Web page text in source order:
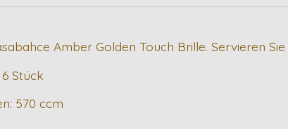
Amber Golden Touch Brille. Servieren
Stück
570 ccm